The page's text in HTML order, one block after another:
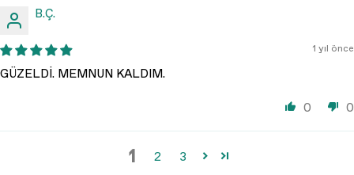
B.Ç.
1 yıl önce
GÜZELDİ. MEMNUN KALDIM.
0 0
1 2 3